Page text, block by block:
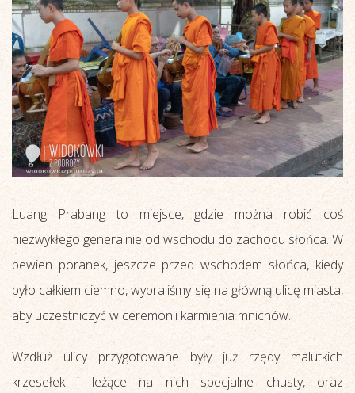
Luang Prabang to miejsce, gdzie można robić coś
niezwykłego generalnie od wschodu do zachodu słońca. W
pewien poranek, jeszcze przed wschodem słońca, kiedy
było całkiem ciemno, wybraliśmy się na główną ulicę miasta,
aby uczestniczyć w ceremonii karmienia mnichów.
Wzdłuż ulicy przygotowane były już rzędy malutkich
krzesełek i leżące na nich specjalne chusty, oraz